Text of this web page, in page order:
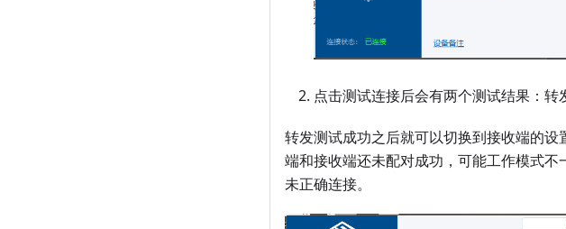
点击测试连接后会有两个测试结果：
转发测试成功之后就可以切换到接收端的
端和接收端还未配对成功，可能工作模式
未正确连接。